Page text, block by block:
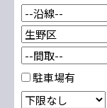
駐車場有